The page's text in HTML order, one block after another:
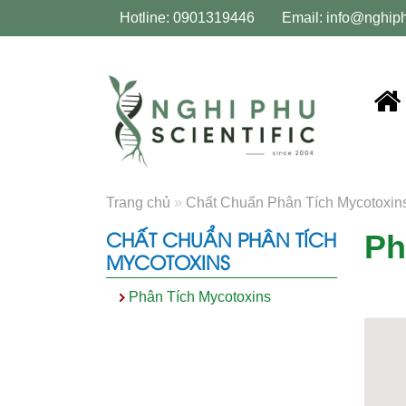
Hotline: 0901319446 Email:
Trang chủ » Chất Chuẩn Phân Tích
CHẤT CHUẨN PHÂN TÍCH
MYCOTOXINS
Phân Tích Mycotoxins